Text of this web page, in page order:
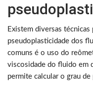
Existem diversas técnicas
pseudoplasticidade dos
comuns é o uso do
viscosidade do fluido em
permite calcular o grau